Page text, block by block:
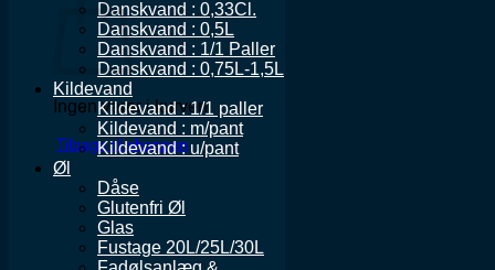
Ingen varer i kurven.
Tilbage til shoppen
Danskvand : 0,33Cl.
Danskvand : 0,5L
Danskvand : 1/1 Paller
Danskvand : 0,75L-1,5L
Kildevand
Kildevand : 1/1 paller
Kildevand : m/pant
Kildevand : u/pant
Øl
Dåse
Glutenfri Øl
Glas
Fustage 20L/25L/30L